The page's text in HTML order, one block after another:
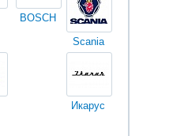
BOSCH
Scania
Икарус